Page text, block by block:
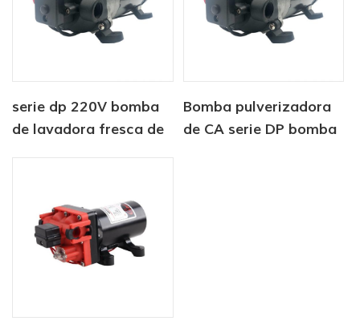
serie dp 220V bomba
de lavadora fresca de
Bomba pulverizadora
de CA serie DP bomba